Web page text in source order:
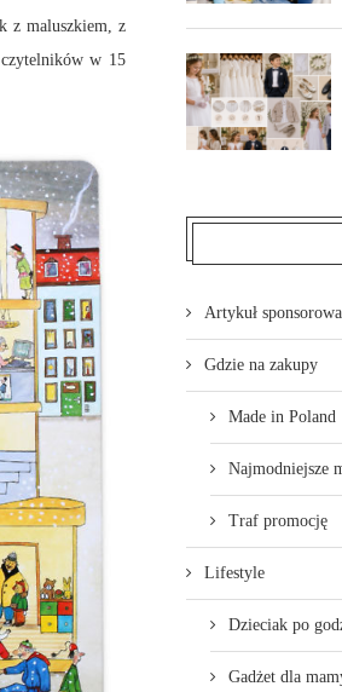
z maluszkiem, z
w 15
Artykuł
Gdzie na zakupy
Made in Poland
Najmodniejsze
Traf promocję
Lifestyle
Dzieciak po
Gadżet dla